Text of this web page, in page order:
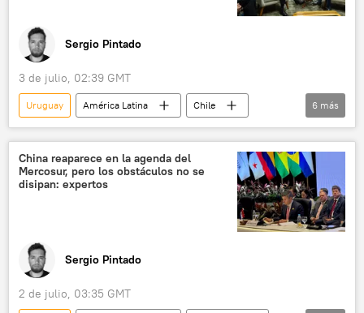
Sergio Pintado
3 de julio, 02:39 GMT
Uruguay América Latina
Chile
José Antonio Kast
💬 Opinión y Análisis
Mercosur
Paraguay
Yamandú Orsi
política
6 más
China reaparece en la agenda del
Mercosur, pero los obstáculos no se
disipan: expertos
Sergio Pintado
2 de julio, 03:35 GMT